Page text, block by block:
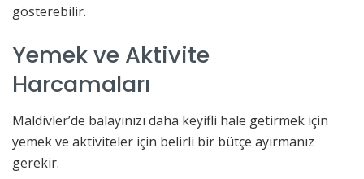
gösterebilir.
Yemek ve Aktivite
Harcamaları
Maldivler’de balayınızı daha keyifli hale getirmek için
yemek ve aktiviteler için belirli bir bütçe ayırmanız
gerekir.